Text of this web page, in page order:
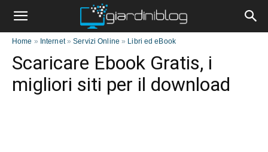
Home » Internet»Servizi Online » Libri ed eBook
Scaricare Ebook Gratis, i
migliori siti per il download